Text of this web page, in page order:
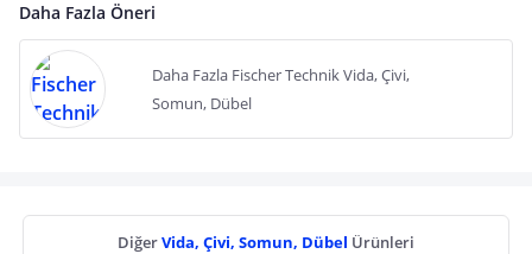
Daha Fazla Öneri
Daha Fazla Fischer Technik Vida, Çivi,
Somun, Dübel
DiğerVida, Çivi, Somun, Dübel Ürünleri